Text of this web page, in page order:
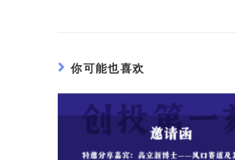
你可能也喜欢